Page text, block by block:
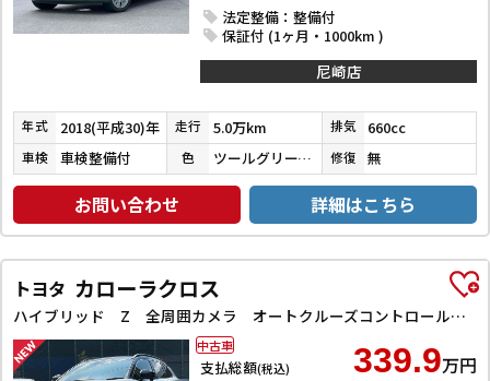
法定整備：整備付
保証付 (1ヶ月・1000km )
尼崎店
年式 2018(平成30)年 走行 5.0万km 排気 660cc
車検 車検整備付 色 ツールグリーンパールメタリック 修復 無
お問い合わせ 詳細はこちら
トヨタ カローラクロス
ハイブリッド Z 全周囲カメラ オートクルーズコントロール レーンアシスト パワーシート 衝突被害軽減システム ナビ TV オートライト LEDヘッドランプ ヘッドライトウォッシャー 電動リアゲート アルミホイール
支払総額(税込) 339.9万円
中古車